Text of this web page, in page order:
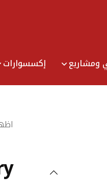
ومشاريع إكسسوارات